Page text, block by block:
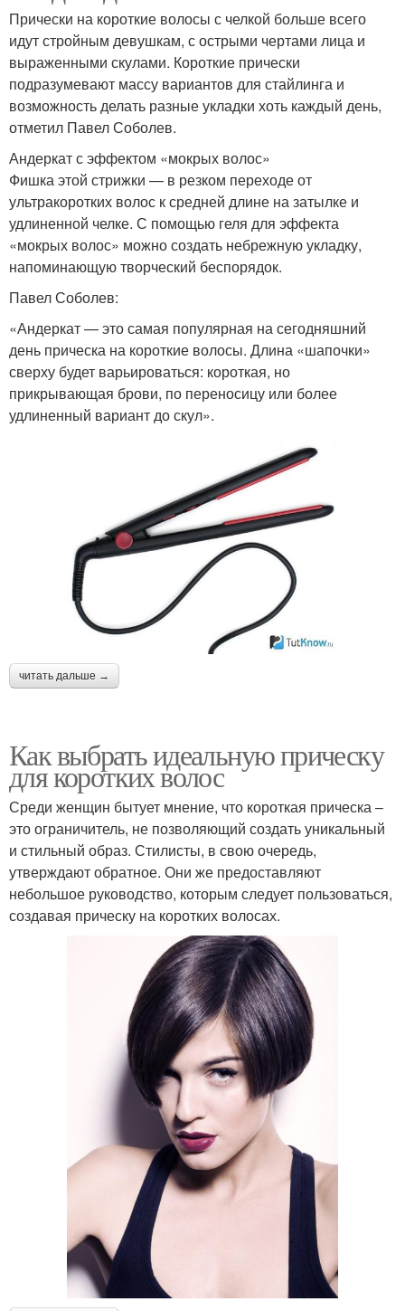
Прически на короткие волосы с челкой больше всего
идут стройным девушкам, с острыми чертами лица и
выраженными скулами. Короткие прически
подразумевают массу вариантов для стайлинга и
возможность делать разные укладки хоть каждый день,
отметил Павел Соболев.
Андеркат с эффектом «мокрых волос»
Фишка этой стрижки — в резком переходе от
ультракоротких волос к средней длине на затылке и
удлиненной челке. С помощью геля для эффекта
«мокрых волос» можно создать небрежную укладку,
напоминающую творческий беспорядок.
Павел Соболев:
«Андеркат — это самая популярная на сегодняшний
день прическа на короткие волосы. Длина «шапочки»
сверху будет варьироваться: короткая, но
прикрывающая брови, по переносицу или более
удлиненный вариант до скул».
читать дальше →
Как выбрать идеальную прическу
для коротких волос
Среди женщин бытует мнение, что короткая прическа –
это ограничитель, не позволяющий создать уникальный
и стильный образ. Стилисты, в свою очередь,
утверждают обратное. Они же предоставляют
небольшое руководство, которым следует пользоваться,
создавая прическу на коротких волосах.